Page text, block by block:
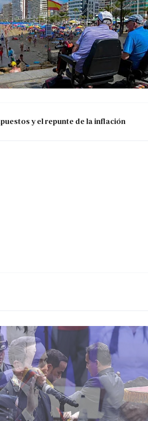
y el repunte de la inflación